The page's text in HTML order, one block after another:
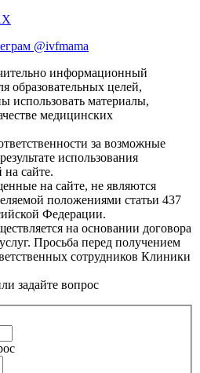
@ivfmama
информационный
образовательных целей,
использовать материалы,
медицинских
за возможные
использования
сайте.
на сайте, не являются
положениями статьи 437
Федерации.
на основании договора
Просьба перед получением
сотрудников Клиники
задайте вопрос